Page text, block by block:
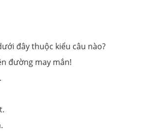
đây thuộc kiểu câu nào?
đường may mắn!